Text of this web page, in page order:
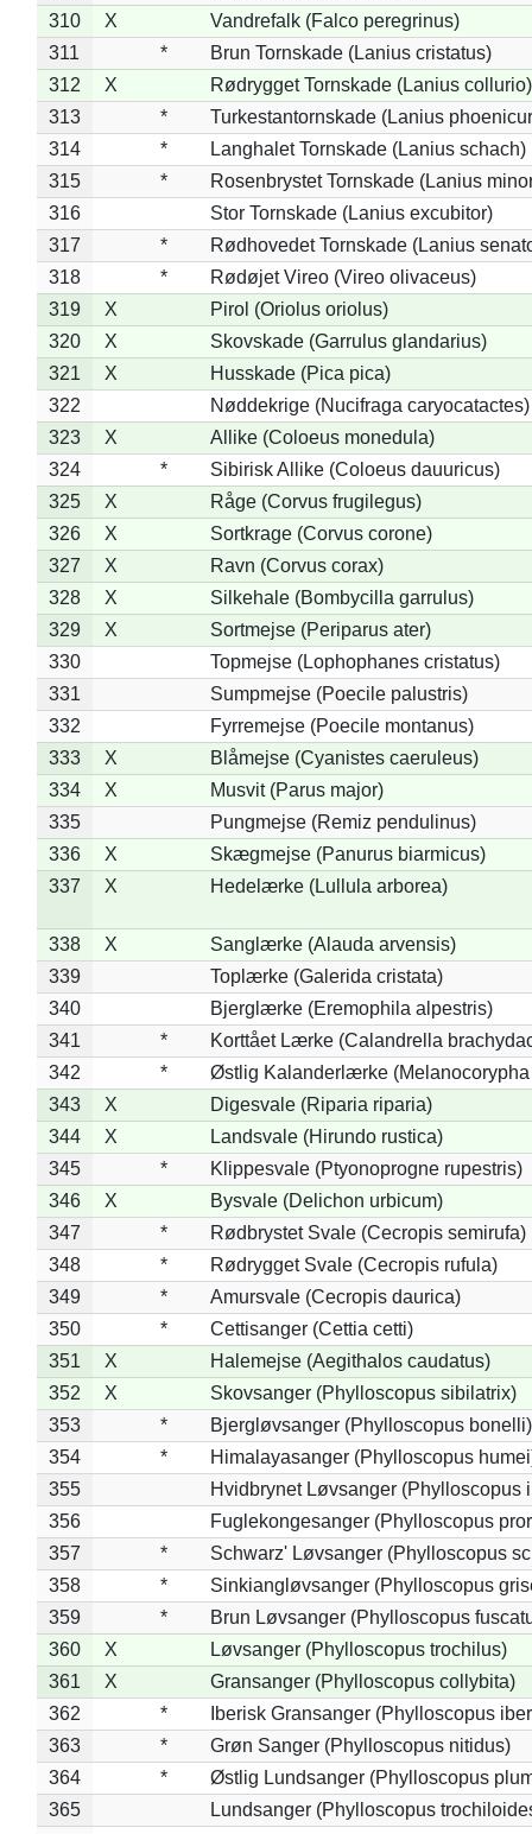
310
X
Vandrefalk (Falco peregrinus)
311
*
Brun Tornskade (Lanius cristatus)
312
X
Rødrygget Tornskade (Lanius collurio)
313
*
Turkestantornskade (Lanius
314
*
Langhalet Tornskade (Lanius schach)
315
*
Rosenbrystet Tornskade (Lanius
316
Stor Tornskade (Lanius excubitor)
317
*
Rødhovedet Tornskade (Lanius
318
*
Rødøjet Vireo (Vireo olivaceus)
319
X
Pirol (Oriolus oriolus)
320
X
Skovskade (Garrulus glandarius)
321
X
Husskade (Pica pica)
322
Nøddekrige (Nucifraga caryocatactes)
323
X
Allike (Coloeus monedula)
324
*
Sibirisk Allike (Coloeus dauuricus)
325
X
Råge (Corvus frugilegus)
326
X
Sortkrage (Corvus corone)
327
X
Ravn (Corvus corax)
328
X
Silkehale (Bombycilla garrulus)
329
X
Sortmejse (Periparus ater)
330
Topmejse (Lophophanes cristatus)
331
Sumpmejse (Poecile palustris)
332
Fyrremejse (Poecile montanus)
333
X
Blåmejse (Cyanistes caeruleus)
334
X
Musvit (Parus major)
335
Pungmejse (Remiz pendulinus)
336
X
Skægmejse (Panurus biarmicus)
337
X Hedelærke (Lullula arborea)
338 X
Sanglærke (Alauda arvensis)
339
Toplærke (Galerida cristata)
340
Bjerglærke (Eremophila alpestris)
341
*
Korttået Lærke (Calandrella
342
*
Østlig Kalanderlærke (Melanocorypha
343
X
Digesvale (Riparia riparia)
344
X
Landsvale (Hirundo rustica)
345
*
Klippesvale (Ptyonoprogne rupestris)
346
X
Bysvale (Delichon urbicum)
347
*
Rødbrystet Svale (Cecropis semirufa)
348
*
Rødrygget Svale (Cecropis rufula)
349
*
Amursvale (Cecropis daurica)
350
*
Cettisanger (Cettia cetti)
351
X
Halemejse (Aegithalos caudatus)
352
X
Skovsanger (Phylloscopus sibilatrix)
353
*
Bjergløvsanger (Phylloscopus bonelli)
354
*
Himalayasanger (Phylloscopus
355
Hvidbrynet Løvsanger (Phylloscopus
356
Fuglekongesanger (Phylloscopus
357
*
Schwarz' Løvsanger (Phylloscopus
358
*
Sinkiangløvsanger (Phylloscopus
359
*
Brun Løvsanger (Phylloscopus
360
X
Løvsanger (Phylloscopus trochilus)
361
X
Gransanger (Phylloscopus collybita)
362
*
Iberisk Gransanger (Phylloscopus
363
*
Grøn Sanger (Phylloscopus nitidus)
364
*
Østlig Lundsanger (Phylloscopus
365
Lundsanger (Phylloscopus